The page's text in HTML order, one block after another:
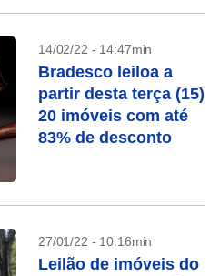
14/02/22 - 14:47min
Bradesco leiloa a
partir desta terça (15)
20 imóveis com até
83% de desconto
27/01/22 - 10:16min
Leilão de imóveis do